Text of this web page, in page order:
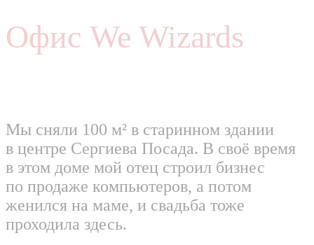
Офис We Wizards
Мы сняли 100 м² в старинном здании
в центре Сергиева Посада. В своё время
в этом доме мой отец строил бизнес
по продаже компьютеров, а потом
женился на маме, и свадьба тоже
проходила здесь.